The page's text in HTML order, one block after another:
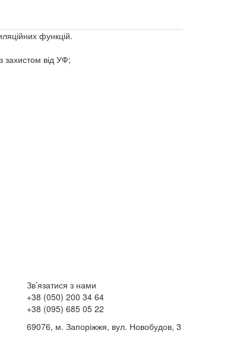
функцій.
захистом від УФ;
Зв’язатися з нами
+38 (050) 200 34 64
+38 (095) 685 05 22
69076, м. Запоріжжя, вул. Новобудов, 3